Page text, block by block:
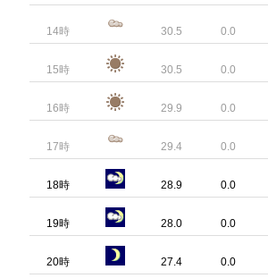
14時 30.5 0.0
15時 30.5 0.0
16時 29.9 0.0
17時 29.4 0.0
18時 28.9 0.0
19時 28.0 0.0
20時 27.4 0.0